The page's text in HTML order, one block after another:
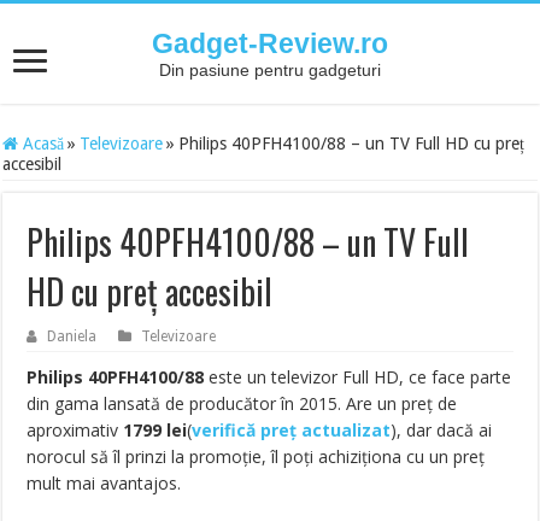
Gadget-Review.ro
Din pasiune pentru gadgeturi
Acasă » Televizoare » Philips 40PFH4100/88 – un TV Full HD cu preț
accesibil
Philips 40PFH4100/88 – un TV Full
HD cu preț accesibil
Daniela Televizoare
Philips 40PFH4100/88 este un televizor Full HD, ce face parte
din gama lansată de producător în 2015. Are un preț de
aproximativ 1799 lei(verifică preț actualizat), dar dacă ai
norocul să îl prinzi la promoție, îl poți achiziționa cu un preț
mult mai avantajos.